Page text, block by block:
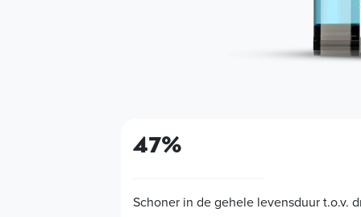
47%
Schoner in de gehele levensduur t.o.v.